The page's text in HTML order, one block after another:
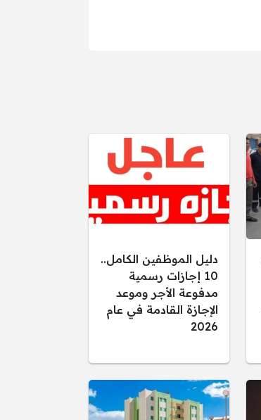
دليل الموظفين الكامل..
10 إجازات رسمية
مدفوعة الأجر وموعد
الإجازة القادمة في عام
2026